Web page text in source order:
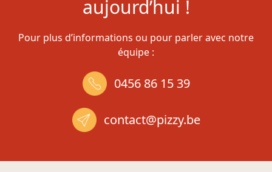
aujourd’hui !
Pour plus d’informations ou pour parler avec notre
équipe :
0456 86 15 39
contact@pizzy.be